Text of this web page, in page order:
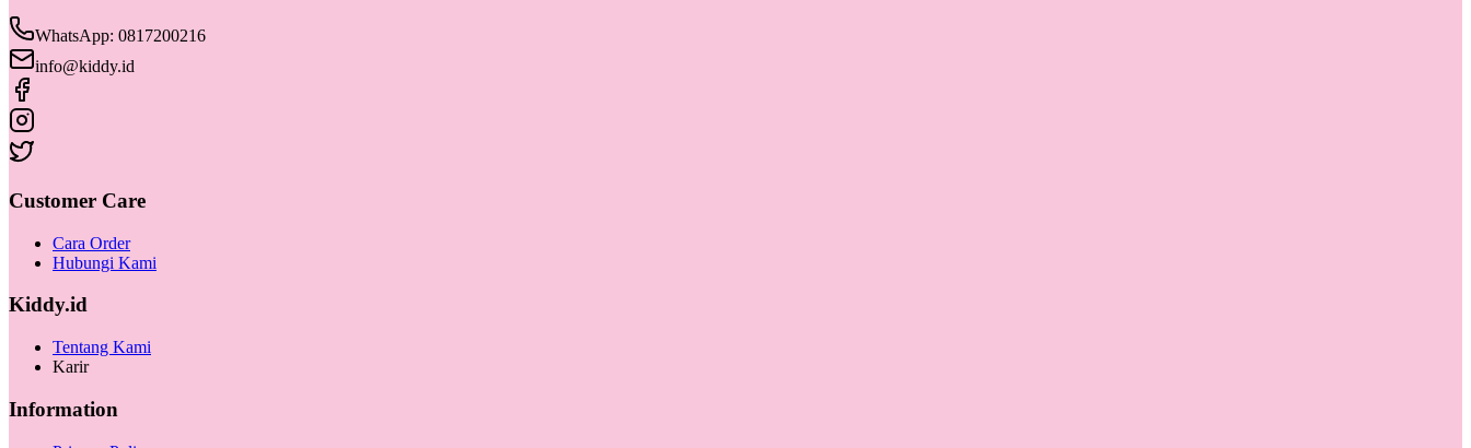
WhatsApp: 0817200216
info@kiddy.id
Customer Care
Cara Order
Hubungi Kami
Kiddy.id
Tentang Kami
Karir
Information